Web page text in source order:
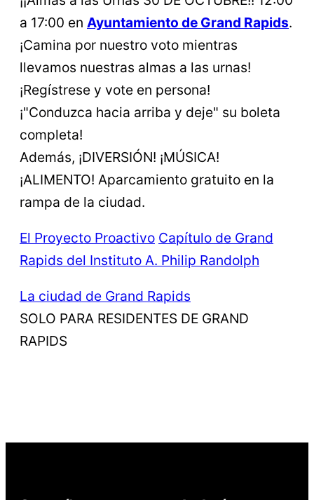
a 17:00 en Ayuntamiento de Grand Rapids.
¡Camina por nuestro voto mientras
llevamos nuestras almas a las urnas!
¡Regístrese y vote en persona!
¡"Conduzca hacia arriba y deje" su boleta
completa!
Además, ¡DIVERSIÓN! ¡MÚSICA!
¡ALIMENTO! Aparcamiento gratuito en la
rampa de la ciudad.
El Proyecto Proactivo Capítulo de Grand
Rapids del Instituto A. Philip Randolph
La ciudad de Grand Rapids
SOLO PARA RESIDENTES DE GRAND
RAPIDS